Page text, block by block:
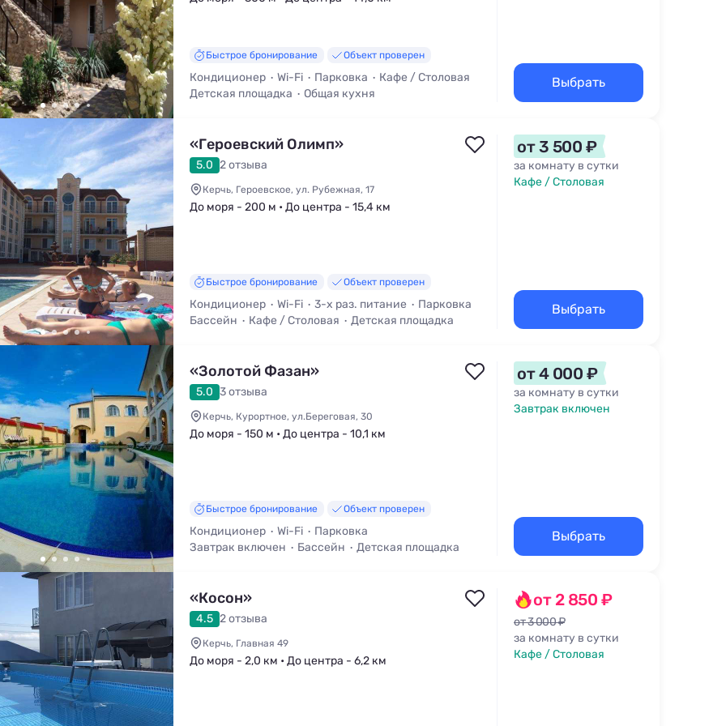
Быстрое бронирование Объект проверен
Кондиционер Wi-Fi Парковка
Кафе / Столовая
Детская площадка
Общая кухня
Выбрать
«Героевский Олимп»
5.0 2 отзыва
Керчь, Героевское, ул. Рубежная, 17
До моря - 200 м • До центра - 15,4 км
Быстрое бронирование Объект проверен
Кондиционер Wi-Fi 3-х раз. питание
Парковка
Бассейн
Кафе / Столовая Детская площадка
от 3 500 ₽
за комнату в сутки
Кафе / Столовая
Выбрать
«Золотой Фазан»
5.0 3 отзыва
Керчь, Курортное, ул.Береговая, 30
До моря - 150 м • До центра - 10,1 км
Быстрое бронирование Объект проверен
Кондиционер Wi-Fi
Парковка
Завтрак включен
Бассейн
Детская площадка
от 4 000 ₽
за комнату в сутки
Завтрак включен
Выбрать
«Косон»
4.5 2 отзыва
Керчь, Главная 49
До моря - 2,0 км • До центра - 6,2 км
от 2 850 ₽
от 3 000 ₽
за комнату в сутки
Кафе / Столовая